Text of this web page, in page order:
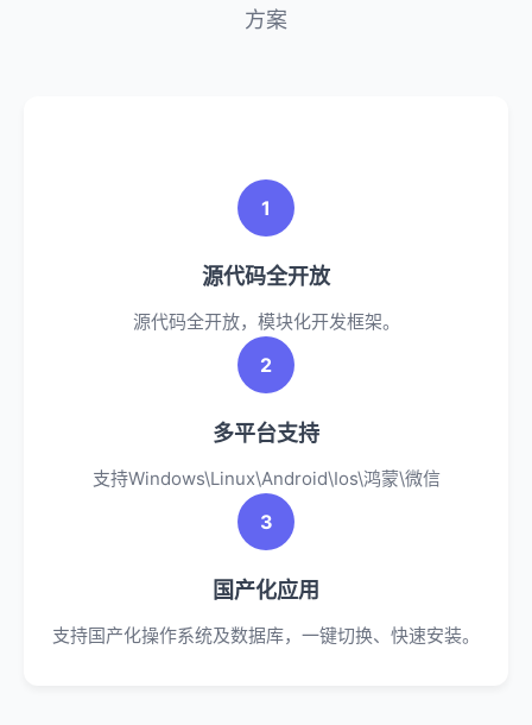
方案
1
源代码全开放
源代码全开放，模块化开发框架。
2
多平台支持
支持Windows\Linux\Android\Ios\鸿蒙\微信
3
国产化应用
支持国产化操作系统及数据库，一键切换、快速安装。